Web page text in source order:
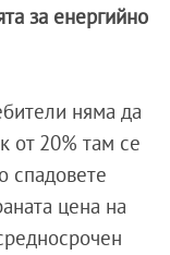
за енергийно
няма да
от 20% там се
спадовете
цена на